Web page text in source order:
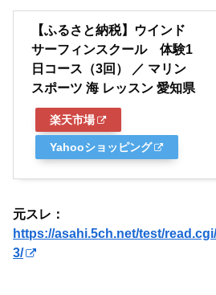
【ふるさと納税】ウインド
サーフィンスクール 体験1
日コース（3回） ／ マリン
スポーツ 海 レッスン 愛知県
楽天市場
Yahooショッピング
元スレ：
https://asahi.5ch.net/test/
3/